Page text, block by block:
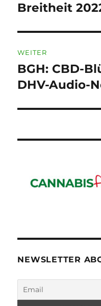
Beitrag:
Breitheit
WEITER
Nächster
Beitrag:
BGH: CBD-
DHV-Audio-
NEWSLETTER